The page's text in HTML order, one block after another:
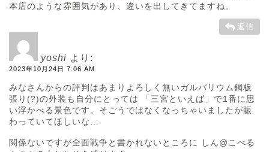
本店のような雰囲気があり、違いを出してきてますね。
返信
yoshi より:
2023年10月24日 7:06 AM
みなさんからの評判はあまりよろしく無いガルバリウム鋼板
張り(?)の外装も自分にとっては 「三宮といえば」で1番に思
い浮かべる景色です。そごうではなくなっちゃいましたが賑
わっていてほしいな…
関係ないですが全面戦争と書かれないところに しん@こべる